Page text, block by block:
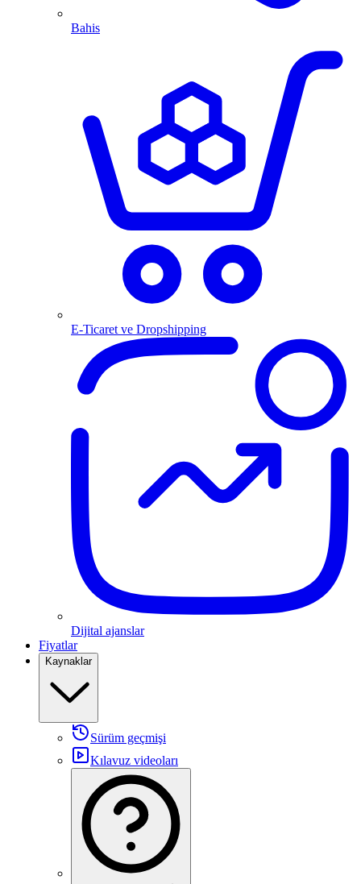
Bahis
E-Ticaret ve Dropshipping
Dijital ajanslar
Fiyatlar
Kaynaklar
Sürüm geçmişi
Kılavuz videoları